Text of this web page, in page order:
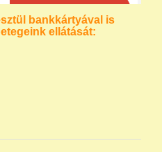
bankkártyával is
ellátását: